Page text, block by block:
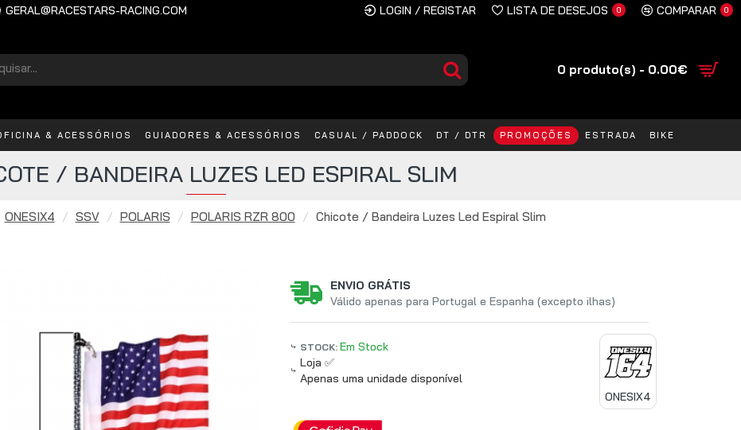
GERAL@RACESTARS-RACING.COM LOGIN / REGISTAR LISTA DE DESEJOS 0 COMPARAR 0
0 produto(s) - 0.00€
& ACESSÓRIOS GUIADORES & ACESSÓRIOS CASUAL / PADDOCK DT / DTR PROMOÇÕES ESTRADA BIKE
ONESIX4 SSV POLARIS POLARIS RZR 800 Chicote / Bandeira Luzes Led Espiral Slim
/ BANDEIRA LUZES LED ESPIRAL SLIM
ENVIO GRÁTIS
Válido apenas para Portugal e Espanha (excepto ilhas)
STOCK: Em Stock
Loja ✅
Apenas uma unidade disponível
ONESIX4